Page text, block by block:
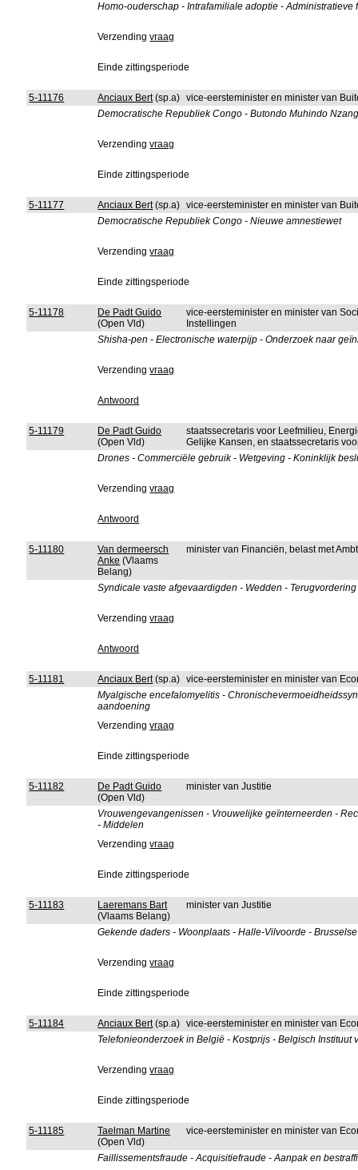
Homo-ouderschap - Intrafamiliale adoptie -
Verzendingvraag
Einde zittingsperiode
5-11176 Anciaux Bert(sp.a) vice-eersteminister en minister van
Democratische Republiek Congo - Butondo Muhindo
Verzendingvraag
Einde zittingsperiode
5-11177 Anciaux Bert(sp.a) vice-eersteminister en minister van
Democratische Republiek Congo - Nieuwe amnestiewet
Verzendingvraag
Einde zittingsperiode
5-11178
De Padt Guido
(Open Vld)
vice-eersteminister en minister van
Instellingen
Shisha-pen - Electronische waterpijp - Onderzoek naar
Verzendingvraag
Antwoord
5-11179
De Padt Guido
(Open Vld)
staatssecretaris voor Leefmilieu,
Gelijke Kansen, en staatssecretaris
Drones - Commerciële gebruik - Wetgeving - Koninklijk
Verzendingvraag
Antwoord
5-11180
Van dermeersch
Anke (Vlaams
Belang)
minister van Financiën, belast met
Syndicale vaste afgevaardigden - Wedden -
Verzendingvraag
Antwoord
5-11181 Anciaux Bert(sp.a) vice-eersteminister en minister van
Myalgische encefalomyelitis -
aandoening
Verzendingvraag
Einde zittingsperiode
5-11182
De Padt Guido
(Open Vld)
minister van Justitie
Vrouwengevangenissen - Vrouwelijke geïnterneerden -
- Middelen
Verzendingvraag
Einde zittingsperiode
5-11183
Laeremans Bart
(Vlaams Belang)
minister van Justitie
Gekende daders - Woonplaats - Halle-Vilvoorde -
Verzendingvraag
Einde zittingsperiode
5-11184 Anciaux Bert(sp.a) vice-eersteminister en minister van
Telefonieonderzoek in België - Kostprijs - Belgisch
Verzendingvraag
Einde zittingsperiode
5-11185
Taelman Martine
(Open Vld)
vice-eersteminister en minister van
Faillissementsfraude - Acquisitiefraude - Aanpak en